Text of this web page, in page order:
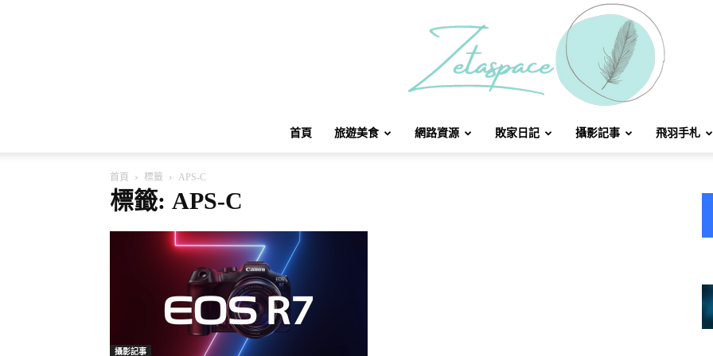
首頁 旅遊美食 網路資源 敗家日記 攝影記事 飛羽手札
首頁 標籤 APS-C
標籤: APS-C
攝影記事